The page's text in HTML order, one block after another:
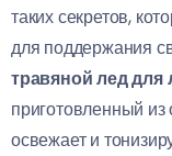
таких секретов,
для поддержания
травяной лед для
приготовленный из
освежает и